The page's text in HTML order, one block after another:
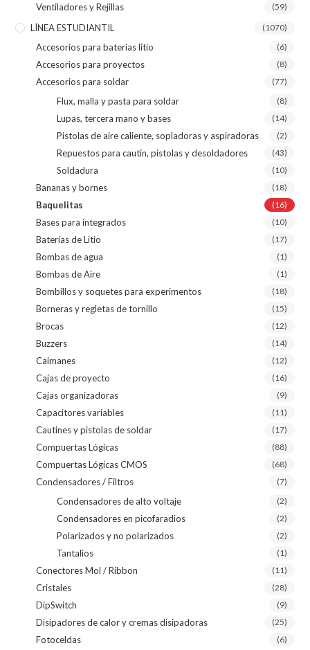
Ventiladores y Rejillas (59)
LÍNEA ESTUDIANTIL (1070)
Accesorios para baterias litio (6)
Accesorios para proyectos (8)
Accesorios para soldar (77)
Flux, malla y pasta para soldar (8)
Lupas, tercera mano y bases (14)
Pistolas de aire caliente, sopladoras y aspiradoras (2)
Repuestos para cautín, pistolas y desoldadores (43)
Soldadura (10)
Bananas y bornes (18)
Baquelitas (16)
Bases para integrados (10)
Baterías de Litio (17)
Bombas de agua (1)
Bombas de Aire (1)
Bombillos y soquetes para experimentos (18)
Borneras y regletas de tornillo (15)
Brocas (12)
Buzzers (14)
Caimanes (12)
Cajas de proyecto (16)
Cajas organizadoras (9)
Capacitores variables (11)
Cautines y pistolas de soldar (17)
Compuertas Lógicas (88)
Compuertas Lógicas CMOS (68)
Condensadores / Filtros (7)
Condensadores de alto voltaje (2)
Condensadores en picofaradios (2)
Polarizados y no polarizados (2)
Tantalios (1)
Conectores Mol / Ribbon (11)
Cristales (28)
DipSwitch (9)
Disipadores de calor y cremas disipadoras (25)
Fotoceldas (6)